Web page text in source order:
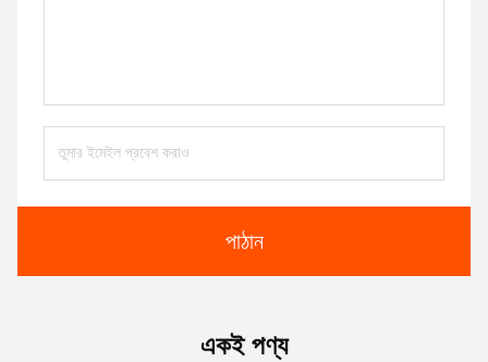
পাঠান
একই পণ্য